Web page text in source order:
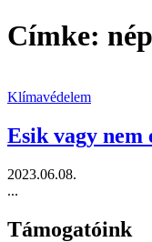
Címke:
Klímavédelem
Esik vagy
2023.06.08.
...
Támogatóink